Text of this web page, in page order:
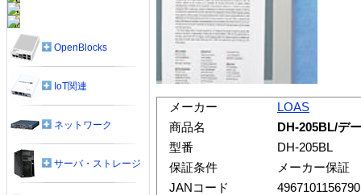
メーカー
LOAS
商品名
DH-205BL/デ
型番
DH-205BL
保証条件
メーカー保証
JANコード
4967101156790
OpenBlocks
IoT関連
ネットワーク
サーバ・ストレージ